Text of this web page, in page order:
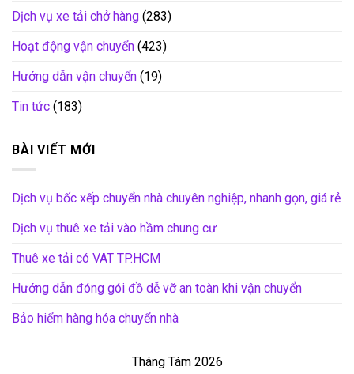
Dịch vụ xe tải chở hàng (283)
Hoạt động vận chuyển (423)
Hướng dẫn vận chuyển (19)
Tin tức (183)
BÀI VIẾT MỚI
Dịch vụ bốc xếp chuyển nhà chuyên nghiệp, nhanh gọn, giá rẻ
Dịch vụ thuê xe tải vào hầm chung cư
Thuê xe tải có VAT TP.HCM
Hướng dẫn đóng gói đồ dễ vỡ an toàn khi vận chuyển
Bảo hiểm hàng hóa chuyển nhà
Tháng Tám 2026